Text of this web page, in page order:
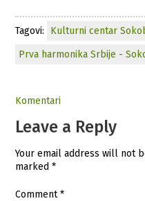
Tagovi: Kulturni centar
Prva harmonika Srbije -
Komentari
Leave a Reply
Your email address will not
marked*
Comment*